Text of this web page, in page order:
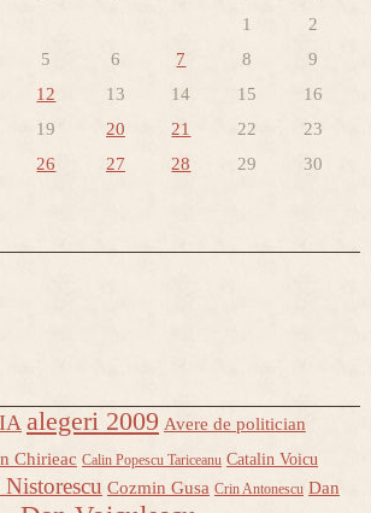
1
2
5 6 7 8
9
12 13 14 15
16
19 20 21 22
23
26 27 28 29
30
alegeri 2009 Avere de politician
Chirieac Calin Popescu Tariceanu Catalin Voicu
Cozmin Gusa Crin Antonescu Dan